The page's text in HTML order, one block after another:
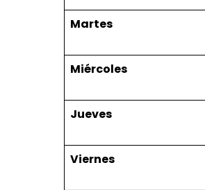
Martes
Miércoles
Jueves
Viernes